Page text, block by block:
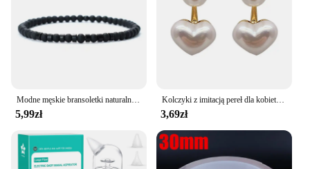
lightweight design make it easy to move and adjust
as needed, ensuring that your cables are always
within reach and organized. Whether you're a
professional looking to streamline your work area
ideal choice.
Modne męskie bransoletki naturalne tygrysie oczy cesarz mały kamień 4mm koraliki Braclet Homme akcesoria Bohemia biżuteria plażowa Pulsera
5,99zł
Kolczyki z imitacją pereł dla kobiet Serce Okrągłe kolczyki sztyfty Eleganckie kolczyki z uszami miłosnymi Biżuteria ślubna Prezenty walki
3,69zł